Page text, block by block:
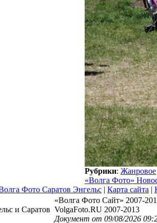
Рубрики: Жанровое
«Волга Фото»
Фото Саратов Энгельс | Карта сайта |
и Саратов
«Волга Фото Сайт» 2007-
VolgaFoto.RU 2007-2013
Документ от 09/08/2026